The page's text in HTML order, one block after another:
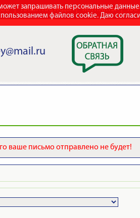
запрашивать персональные
файлов cookie. Даю
НАШИ НАГРАДЫ КОНТАКТЫ
ваше письмо отправлено не будет!